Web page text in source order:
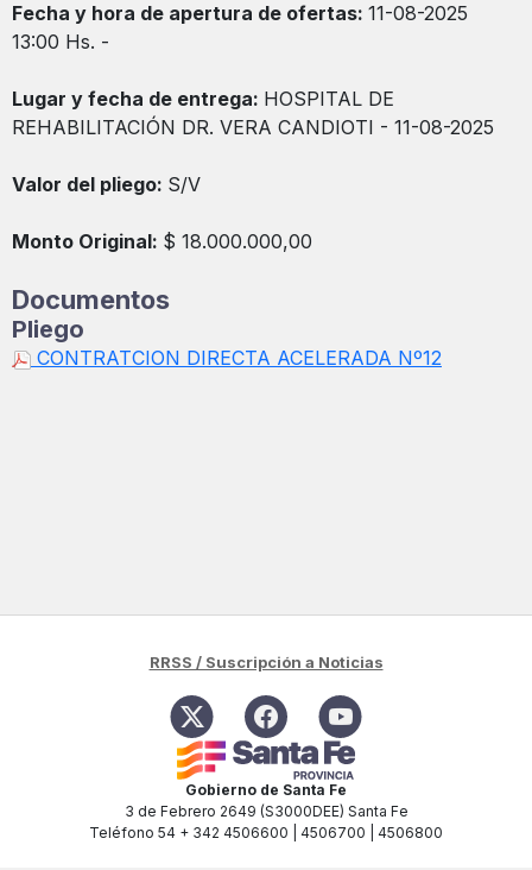
Fecha y hora de apertura de ofertas: 11-08-2025
13:00 Hs. -
Lugar y fecha de entrega: HOSPITAL DE
REHABILITACIÓN DR. VERA CANDIOTI - 11-08-2025
Valor del pliego: S/V
Monto Original: $ 18.000.000,00
Documentos
Pliego
CONTRATCION DIRECTA ACELERADA Nº12
RRSS / Suscripción a Noticias
Gobierno de Santa Fe
3 de Febrero 2649 (S3000DEE) Santa Fe
Teléfono 54 + 342 4506600 | 4506700 | 4506800